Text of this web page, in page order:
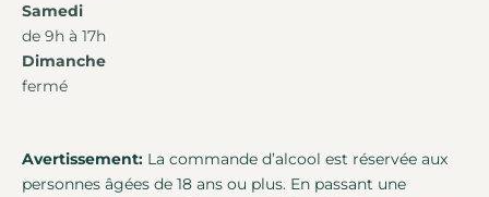
Samedi
de 9h à 17h
Dimanche
fermé
Avertissement: La commande d’alcool est réservée aux
personnes âgées de 18 ans ou plus. En passant une